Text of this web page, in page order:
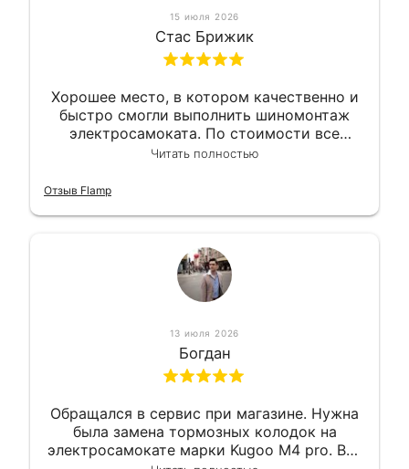
15 июля 2026
Стас Брижик
Хорошее место, в котором качественно и
быстро смогли выполнить шиномонтаж
электросамоката. По стоимости все
вышло вообще приемлемо хочу сказать.
Читать полностью
Отзыв Flamp
13 июля 2026
Богдан
Обращался в сервис при магазине. Нужна
была замена тормозных колодок на
электросамокате марки Kugoo M4 pro. Всё